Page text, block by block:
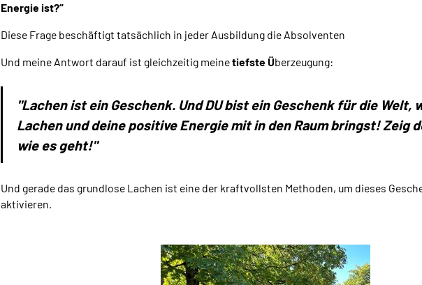
Energie ist?“
Diese Frage beschäftigt tatsächlich in jeder Ausbildung die Absolventen
Und meine Antwort darauf ist gleichzeitig meinetiefste Überzeugung:
"Lachen ist ein Geschenk. Und DU bist ein Geschenk für die Welt,
Lachen und deine positive Energie mit in den Raum bringst! Zeig
wie es geht!"
Und gerade das grundlose Lachen ist eine der kraftvollsten Methoden, um dieses
aktivieren.